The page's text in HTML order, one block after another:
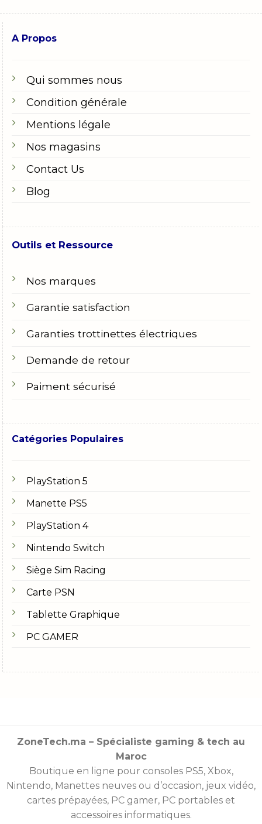
A Propos
Qui sommes nous
Condition générale
Mentions légale
Nos magasins
Contact Us
Blog
Outils et Ressource
Nos marques
Garantie satisfaction
Garanties trottinettes électriques
Demande de retour
Paiment sécurisé
Catégories Populaires
PlayStation 5
Manette PS5
PlayStation 4
Nintendo Switch
Siège Sim Racing
Carte PSN
Tablette Graphique
PC GAMER
ZoneTech.ma – Spécialiste gaming & tech au
Maroc
Boutique en ligne pour consoles PS5, Xbox,
Nintendo, Manettes neuves ou d’occasion, jeux vidéo,
cartes prépayées, PC gamer, PC portables et
accessoires informatiques.